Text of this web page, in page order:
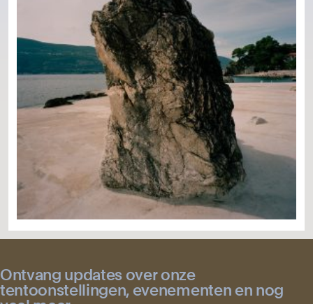
Ontvang updates over onze
tentoonstellingen, evenementen en nog